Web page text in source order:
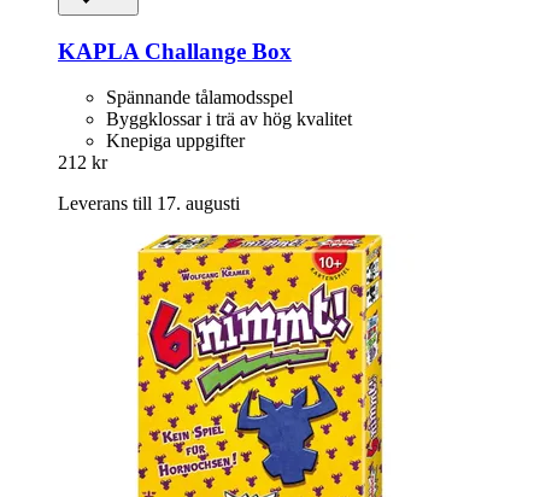
KAPLA Challange Box
Spännande tålamodsspel
Byggklossar i trä av hög kvalitet
Knepiga uppgifter
212 kr
Leverans till 17. augusti